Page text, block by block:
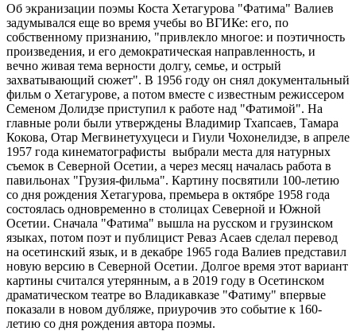
Об экранизации поэмы Коста Хетагурова "Фатима" Валиев
задумывался еще во время учебы во ВГИКе: его, по
собственному признанию, "привлекло многое: и поэтичность
произведения, и его демократическая направленность, и
вечно живая тема верности долгу, семье, и острый
захватывающий сюжет". В 1956 году он снял документальный
фильм о Хетагурове, а потом вместе с известным режиссером
Семеном Долидзе приступил к работе над "Фатимой". На
главные роли были утверждены Владимир Тхапсаев, Тамара
Кокова, Отар Мегвинетухуцеси и Гиули Чохонелидзе, в апреле
1957 года кинематографисты выбрали места для натурных
съемок в Северной Осетии, а через месяц началась работа в
павильонах "Грузия-фильма". Картину посвятили 100-летию
со дня рождения Хетагурова, премьера в октябре 1958 года
состоялась одновременно в столицах Северной и Южной
Осетии. Сначала "Фатима" вышла на русском и грузинском
языках, потом поэт и публицист Реваз Асаев сделал перевод
на осетинский язык, и в декабре 1965 года Валиев представил
новую версию в Северной Осетии. Долгое время этот вариант
картины считался утерянным, а в 2019 году в Осетинском
драматическом театре во Владикавказе "Фатиму" впервые
показали в новом дубляже, приурочив это событие к 160-
летию со дня рождения автора поэмы.